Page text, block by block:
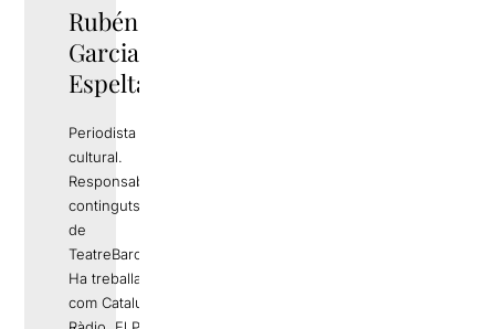
Rubén
Garcia
Espelta
Periodista i gestor
cultural.
Responsable de
continguts editorials
de
TeatreBarcelona.com
Ha treballat a mitjans
com Catalunya